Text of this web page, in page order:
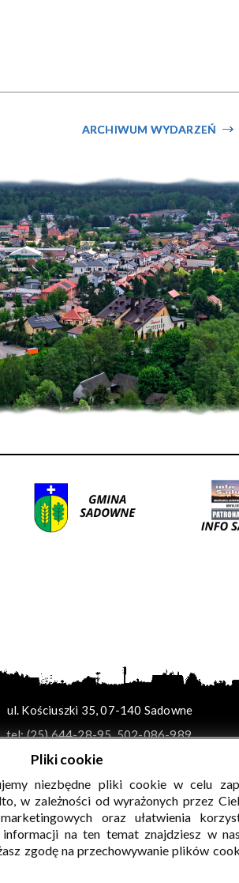
ARCHIWUM WYDARZEŃ
ul. Kościuszki 35, 07-140 Sadowne
tel:(25) 644-28-95,502-086-989
e-mail:biuro@gok.sadowne.pl
e-PUAP: /GOKsadowne/SkrytkaESP
do e-Doręczeń: AE:PL-49114-13356-
DANE TELEADRESOWE »
Pliki cookie
niezbędne pliki cookie w celu
w zależności od wyrażonych przez
oraz ułatwienia
na ten temat znajdziesz w
zgodę na przechowywanie plików